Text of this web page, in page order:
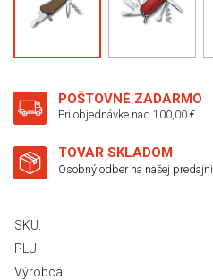
POŠTOVNÉ ZADARMO
Pri objednávke nad 100,00 €
TOVAR SKLADOM
Osobný odber na našej predajni
SKU:
PLU:
Výrobca: